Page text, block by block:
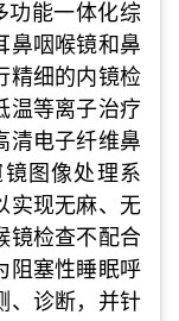
功能一体化综
鼻咽喉镜和鼻
精细的内镜检
温等离子治疗
清电子纤维鼻
图像处理系
实现无麻、无
镜检查不配合
阻塞性睡眠呼
、诊断，并针